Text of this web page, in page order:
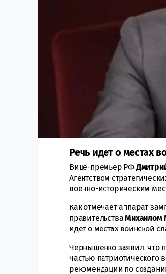
Речь идет о местах
Вице-премьер РФ
Агентством
военно-историческим
Как отмечает аппарат
правительстваМихаилом
идет о местах воинской
Чернышенко заявил, что
частью патриотического
рекомендации по